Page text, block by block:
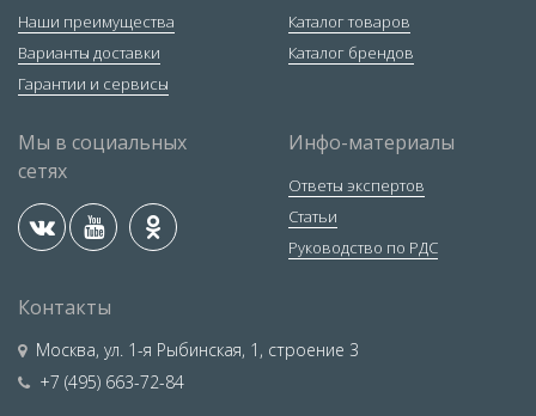
Наши преимущества
Варианты доставки
Гарантии и сервисы
Каталог товаров
Каталог брендов
Мы в социальных
сетях
Инфо-материалы
Ответы экспертов
Статьи
Руководство по РДС
Контакты
Москва, ул. 1-я Рыбинская, 1, строение 3
+7 (495) 663-72-84